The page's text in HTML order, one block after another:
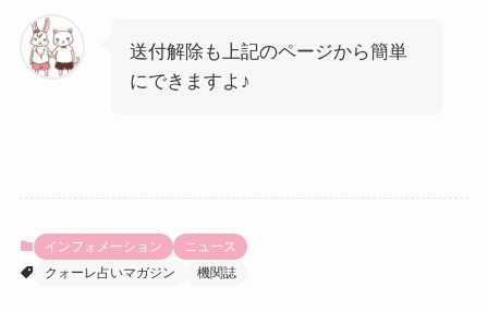
送付解除も上記のページから簡単
にできますよ♪
インフォメーション
ニュース
クォーレ占いマガジン
機関誌